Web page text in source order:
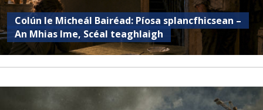
Colún le Micheál Bairéad: Píosa splancfhicsean –
An Mhias Ime, Scéal teaghlaigh